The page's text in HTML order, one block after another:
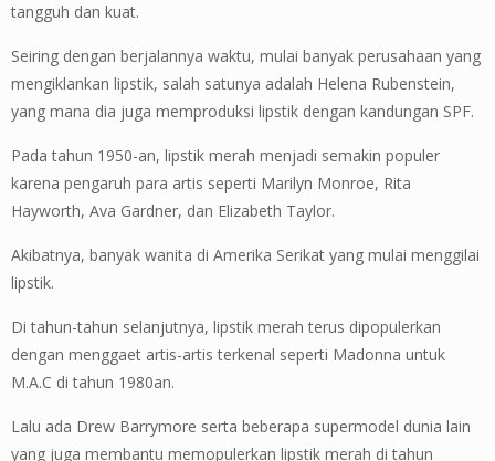
tangguh dan kuat.
Seiring dengan berjalannya waktu, mulai banyak perusahaan yang
mengiklankan lipstik, salah satunya adalah Helena Rubenstein,
yang mana dia juga memproduksi lipstik dengan kandungan SPF.
Pada tahun 1950-an, lipstik merah menjadi semakin populer
karena pengaruh para artis seperti Marilyn Monroe, Rita
Hayworth, Ava Gardner, dan Elizabeth Taylor.
Akibatnya, banyak wanita di Amerika Serikat yang mulai menggilai
lipstik.
Di tahun-tahun selanjutnya, lipstik merah terus dipopulerkan
dengan menggaet artis-artis terkenal seperti Madonna untuk
M.A.C di tahun 1980an.
Lalu ada Drew Barrymore serta beberapa supermodel dunia lain
yang juga membantu memopulerkan lipstik merah di tahun